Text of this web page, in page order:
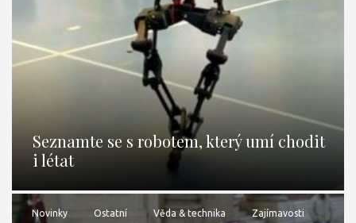
Seznamte se s robotem, který umí chodit
i létat
Novinky Ostatní Věda & technika Zajímavosti